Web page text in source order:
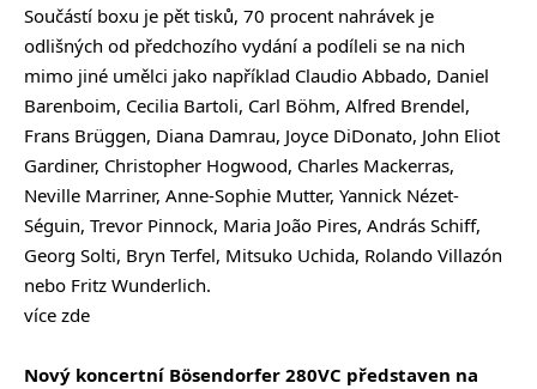
Součástí boxu je pět tisků, 70 procent nahrávek je
odlišných od předchozího vydání a podíleli se na nich
mimo jiné umělci jako například Claudio Abbado, Daniel
Barenboim, Cecilia Bartoli, Carl Böhm, Alfred Brendel,
Frans Brüggen, Diana Damrau, Joyce DiDonato, John Eliot
Gardiner, Christopher Hogwood, Charles Mackerras,
Neville Marriner, Anne-Sophie Mutter, Yannick Nézet-
Séguin, Trevor Pinnock, Maria João Pires, András Schiff,
Georg Solti, Bryn Terfel, Mitsuko Uchida, Rolando Villazón
nebo Fritz Wunderlich.
více zde
Nový koncertní Bösendorfer 280VC představen na